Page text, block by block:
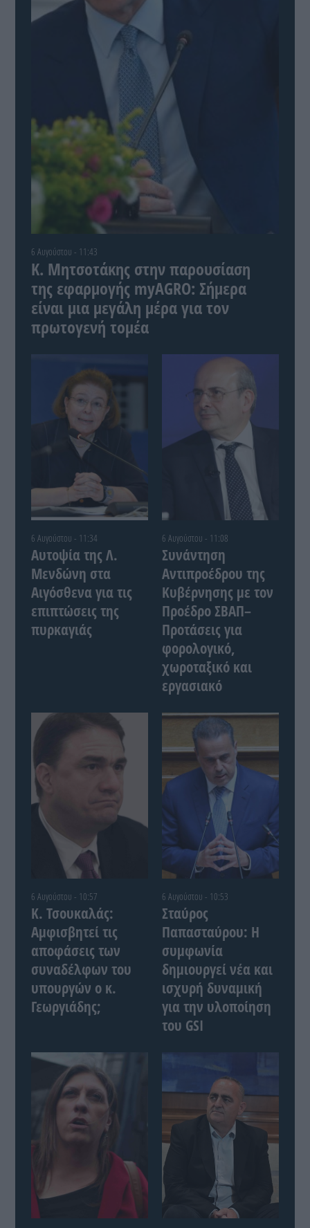
6 Αυγούστου - 11:43
Κ. Μητσοτάκης στην παρουσίαση
της εφαρμογής myAGRO: Σήμερα
είναι μια μεγάλη μέρα για τον
πρωτογενή τομέα
6 Αυγούστου - 11:34
Αυτοψία της Λ.
Μενδώνη στα
Αιγόσθενα για τις
επιπτώσεις της
πυρκαγιάς
6 Αυγούστου - 11:08
Συνάντηση
Αντιπροέδρου της
Κυβέρνησης με τον
Προέδρο ΣΒΑΠ–
Προτάσεις για
φορολογικό,
χωροταξικό και
εργασιακό
6 Αυγούστου - 10:57
Κ. Τσουκαλάς:
Αμφισβητεί τις
αποφάσεις των
συναδέλφων του
υπουργών ο κ.
Γεωργιάδης;
6 Αυγούστου - 10:53
Σταύρος
Παπασταύρου: Η
συμφωνία
δημιουργεί νέα και
ισχυρή δυναμική
για την υλοποίηση
του GSI